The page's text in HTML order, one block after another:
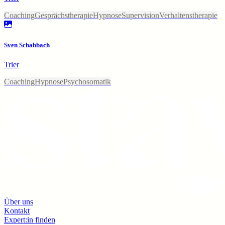
CoachingGesprächstherapieHypnoseSupervisionVerhaltenstherapie
Sven Schabbach
Trier
CoachingHypnosePsychosomatik
Über uns
Kontakt
Expert:in finden